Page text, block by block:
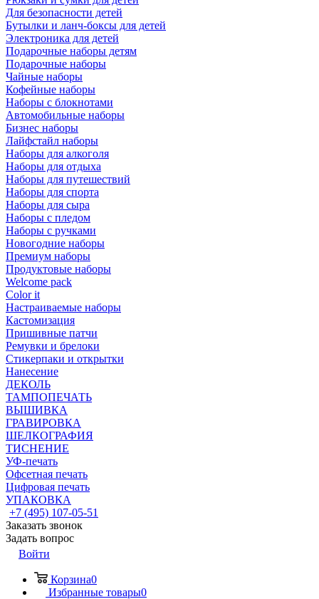
Для безопасности детей
Бутылки и ланч-боксы для детей
Электроника для детей
Подарочные наборы детям
Подарочные наборы
Чайные наборы
Кофейные наборы
Наборы с блокнотами
Автомобильные наборы
Бизнес наборы
Лайфстайл наборы
Наборы для алкоголя
Наборы для отдыха
Наборы для путешествий
Наборы для спорта
Наборы для сыра
Наборы с пледом
Наборы с ручками
Новогодние наборы
Премиум наборы
Продуктовые наборы
Welcome pack
Color it
Настраиваемые наборы
Кастомизация
Пришивные патчи
Ремувки и брелоки
Стикерпаки и открытки
Нанесение
ДЕКОЛЬ
ТАМПОПЕЧАТЬ
ВЫШИВКА
ГРАВИРОВКА
ШЕЛКОГРАФИЯ
ТИСНЕНИЕ
УФ-печать
Офсетная печать
Цифровая печать
УПАКОВКА
+7 (495) 107-05-51
Заказать звонок
Задать вопрос
Войти
Корзина0
Избранные товары0